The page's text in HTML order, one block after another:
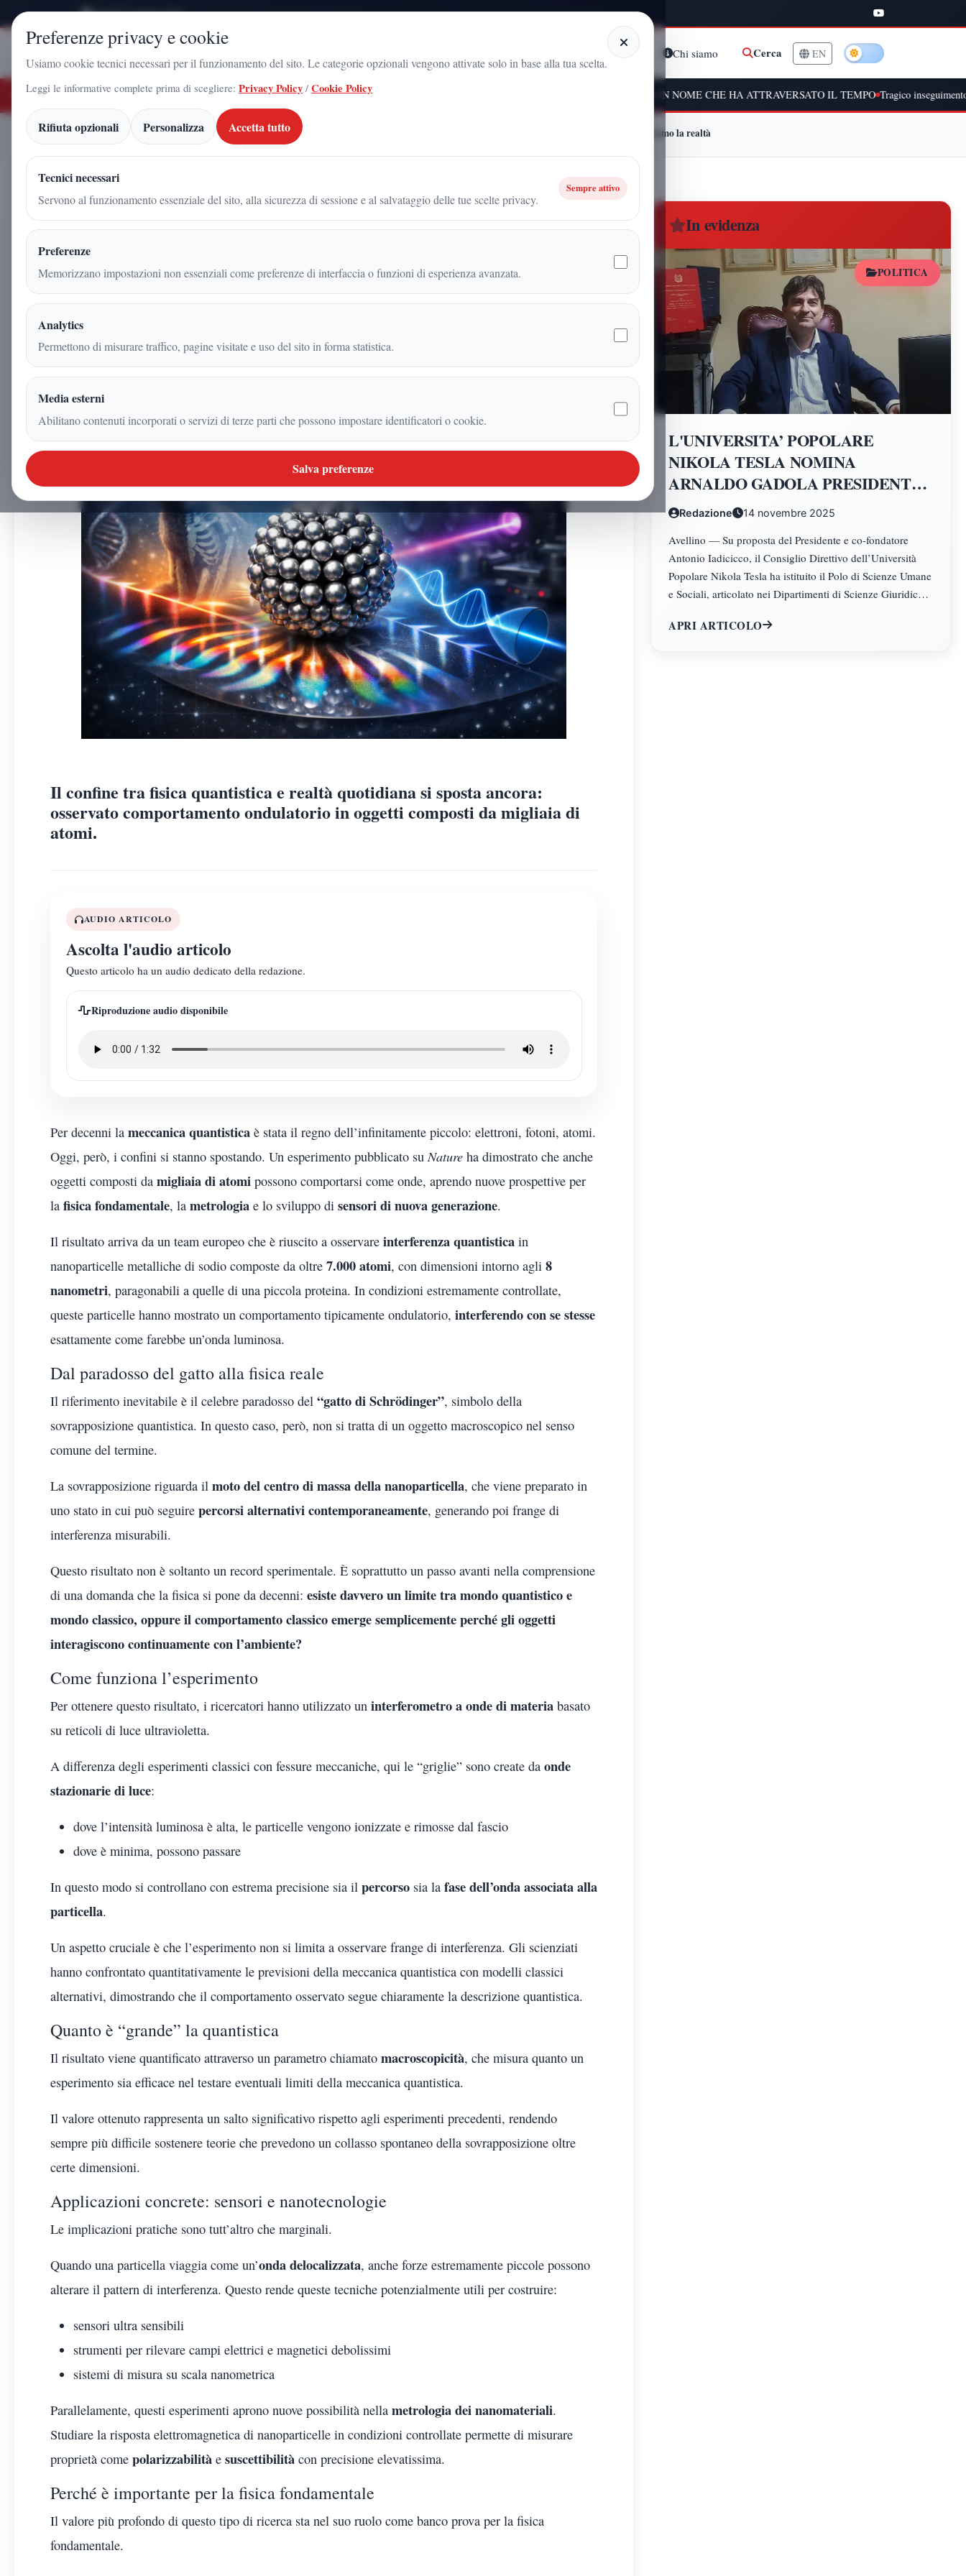
Venerdì 7 Agosto 2026
StampaCampania Notiziario audio Chi siamo Cerca EN
ULTIME NOTIZIE
Gadola, il volto di Futuro Nazionale a Caserta: l'uomo che sta costruendo il radicamento del movimento sul territorio ARNALDO GADOLA, UN NOME CHE HA ATTRAVERSATO IL TEMPO Tragico inseguimento a Peschiera
Home Articoli Il “gatto di Schrödinger” diventa di metallo: perché il nuovo record quantistico cambia il modo in cui guardiamo la realtà
Il “gatto di Schrödinger” diventa di metallo: perché il
nuovo record quantistico cambia il modo in cui
guardiamo la realtà
Redazione |
6 febbraio 2026
| 4min
Il confine tra fisica quantistica e realtà quotidiana si sposta ancora:
osservato comportamento ondulatorio in oggetti composti da migliaia di
atomi.
AUDIO ARTICOLO
Ascolta l'audio articolo
Questo articolo ha un audio dedicato della redazione.
Riproduzione audio disponibile
Per decenni la meccanica quantistica è stata il regno dell’infinitamente piccolo: elettroni, fotoni, atomi.
Oggi, però, i confini si stanno spostando. Un esperimento pubblicato su Nature ha dimostrato che anche
oggetti composti da migliaia di atomi possono comportarsi come onde, aprendo nuove prospettive per
la fisica fondamentale, la metrologia e lo sviluppo di sensori di nuova generazione.
Il risultato arriva da un team europeo che è riuscito a osservare interferenza quantistica in
nanoparticelle metalliche di sodio composte da oltre 7.000 atomi, con dimensioni intorno agli 8
nanometri, paragonabili a quelle di una piccola proteina. In condizioni estremamente controllate,
queste particelle hanno mostrato un comportamento tipicamente ondulatorio, interferendo con se stesse
esattamente come farebbe un’onda luminosa.
Dal paradosso del gatto alla fisica reale
Il riferimento inevitabile è il celebre paradosso del “gatto di Schrödinger”, simbolo della
sovrapposizione quantistica. In questo caso, però, non si tratta di un oggetto macroscopico nel senso
comune del termine.
La sovrapposizione riguarda il moto del centro di massa della nanoparticella, che viene preparato in
uno stato in cui può seguire percorsi alternativi contemporaneamente, generando poi frange di
interferenza misurabili.
Questo risultato non è soltanto un record sperimentale. È soprattutto un passo avanti nella comprensione
di una domanda che la fisica si pone da decenni: esiste davvero un limite tra mondo quantistico e
mondo classico, oppure il comportamento classico emerge semplicemente perché gli oggetti
interagiscono continuamente con l’ambiente?
Come funziona l’esperimento
Per ottenere questo risultato, i ricercatori hanno utilizzato un interferometro a onde di materia basato
su reticoli di luce ultravioletta.
A differenza degli esperimenti classici con fessure meccaniche, qui le “griglie” sono create da onde
stazionarie di luce:
dove l’intensità luminosa è alta, le particelle vengono ionizzate e rimosse dal fascio
dove è minima, possono passare
In questo modo si controllano con estrema precisione sia il percorso sia la fase dell’onda associata alla
particella.
Un aspetto cruciale è che l’esperimento non si limita a osservare frange di interferenza. Gli scienziati
hanno confrontato quantitativamente le previsioni della meccanica quantistica con modelli classici
alternativi, dimostrando che il comportamento osservato segue chiaramente la descrizione quantistica.
Quanto è “grande” la quantistica
Il risultato viene quantificato attraverso un parametro chiamato macroscopicità, che misura quanto un
esperimento sia efficace nel testare eventuali limiti della meccanica quantistica.
Il valore ottenuto rappresenta un salto significativo rispetto agli esperimenti precedenti, rendendo
sempre più difficile sostenere teorie che prevedono un collasso spontaneo della sovrapposizione oltre
certe dimensioni.
Applicazioni concrete: sensori e nanotecnologie
Le implicazioni pratiche sono tutt’altro che marginali.
Quando una particella viaggia come un’onda delocalizzata, anche forze estremamente piccole possono
alterare il pattern di interferenza. Questo rende queste tecniche potenzialmente utili per costruire:
sensori ultra sensibili
strumenti per rilevare campi elettrici e magnetici debolissimi
sistemi di misura su scala nanometrica
Parallelamente, questi esperimenti aprono nuove possibilità nella metrologia dei nanomateriali.
Studiare la risposta elettromagnetica di nanoparticelle in condizioni controllate permette di misurare
proprietà come polarizzabilità e suscettibilità con precisione elevatissima.
Perché è importante per la fisica fondamentale
Il valore più profondo di questo tipo di ricerca sta nel suo ruolo come banco prova per la fisica
fondamentale.
In evidenza
POLITICA
L'UNIVERSITA’ POPOLARE
NIKOLA TESLA NOMINA
ARNALDO GADOLA PRESIDENTE
E DIRETTORE DEI DIPARTIMENTI
DI SCIENZE GIURIDICHE,
ECONOMICHE, SCIENZE
POLITICHE, PSICOLOGIA,
SCIENZE UMANE, FILOSOFIA E
Redazione 14 novembre 2025
Avellino — Su proposta del Presidente e co-fondatore
Antonio Iadicicco, il Consiglio Direttivo dell’Università
Popolare Nikola Tesla ha istituito il Polo di Scienze Umane
e Sociali, articolato nei Dipartimenti di Scienze Giuridiche
Umane, Filosofia e Pedagogia.
APRI ARTICOLO
Preferenze privacy e cookie
Usiamo cookie tecnici necessari per il funzionamento del sito. Le categorie opzionali vengono attivate solo in base alla tua scelta.
Leggi le informative complete prima di scegliere: Privacy Policy /Cookie Policy
Rifiuta opzionali Personalizza Accetta tutto
Tecnici necessari
Servono al funzionamento essenziale del sito, alla sicurezza di sessione e al salvataggio delle tue scelte privacy.
Sempre attivo
Preferenze
Memorizzano impostazioni non essenziali come preferenze di interfaccia o funzioni di esperienza avanzata.
Analytics
Permettono di misurare traffico, pagine visitate e uso del sito in forma statistica.
Media esterni
Abilitano contenuti incorporati o servizi di terze parti che possono impostare identificatori o cookie.
Salva preferenze